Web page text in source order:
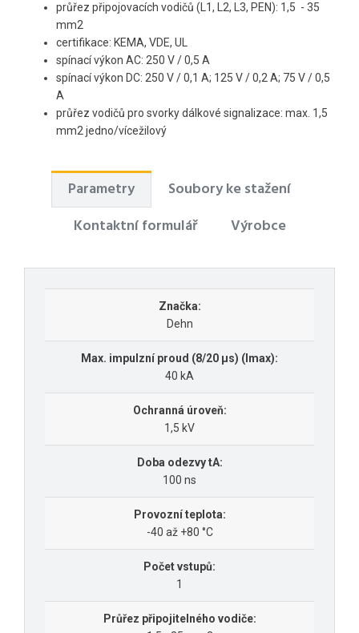
průřez připojovacích vodičů (L1, L2, L3, PEN): 1,5 - 35
mm2
certifikace: KEMA, VDE, UL
spínací výkon AC: 250 V / 0,5 A
spínací výkon DC: 250 V / 0,1 A; 125 V / 0,2 A; 75 V / 0,5
A
průřez vodičů pro svorky dálkové signalizace: max. 1,5
mm2 jedno/vícežilový
Parametry
Soubory ke stažení
Kontaktní formulář
Výrobce
Značka:
Dehn
Max. impulzní proud (8/20 µs) (Imax):
40 kA
Ochranná úroveň:
1,5 kV
Doba odezvy tA:
100 ns
Provozní teplota:
-40 až +80 °C
Počet vstupů:
1
Průřez připojitelného vodiče: